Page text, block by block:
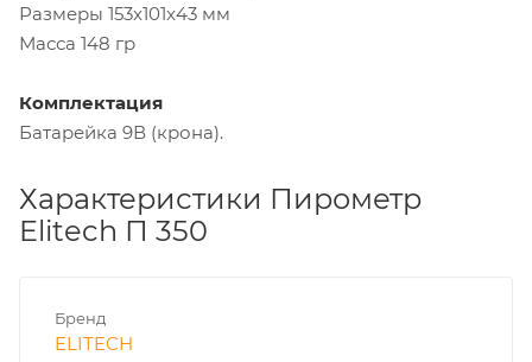
Размеры 153x101x43 мм
Масса 148 гр
Комплектация
Батарейка 9В (крона).
Характеристики Пирометр
Elitech П 350
Бренд
ELITECH